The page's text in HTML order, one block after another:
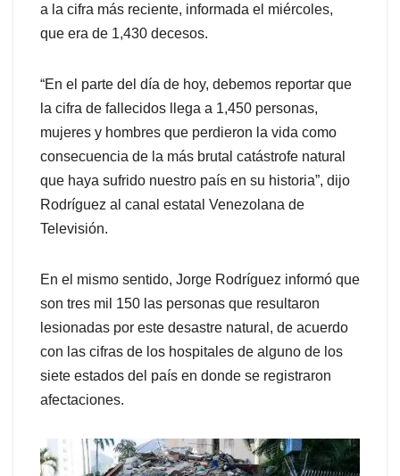
a la cifra más reciente, informada el miércoles,
que era de 1,430 decesos.
“En el parte del día de hoy, debemos reportar que
la cifra de fallecidos llega a 1,450 personas,
mujeres y hombres que perdieron la vida como
consecuencia de la más brutal catástrofe natural
que haya sufrido nuestro país en su historia”, dijo
Rodríguez al canal estatal Venezolana de
Televisión.
En el mismo sentido, Jorge Rodríguez informó que
son tres mil 150 las personas que resultaron
lesionadas por este desastre natural, de acuerdo
con las cifras de los hospitales de alguno de los
siete estados del país en donde se registraron
afectaciones.